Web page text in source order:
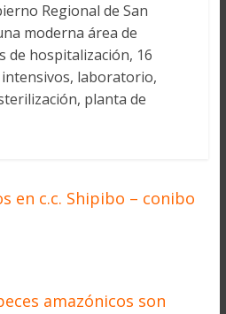
Regional de San
moderna área de
de hospitalización, 16
laboratorio,
planta de
en c.c. Shipibo – conibo
amazónicos son